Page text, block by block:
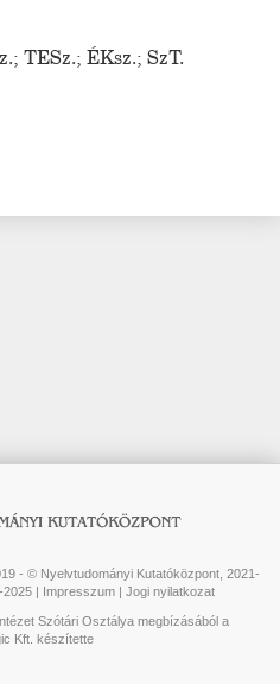
; TESz.; ÉKsz.; SzT.
- © Nyelvtudományi Kutatóközpont, 2021-
| Impresszum| Jogi nyilatkozat
Szótári Osztálya megbízásából a
Kft. készítette